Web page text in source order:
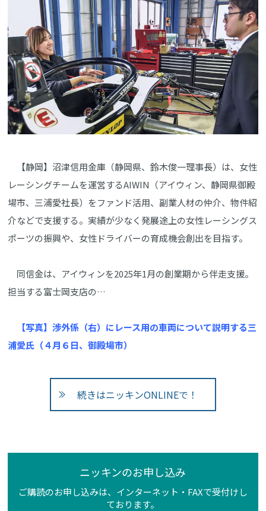
【静岡】沼津信用金庫（静岡県、鈴木俊一理事長）は、女性
レーシングチームを運営するAIWIN（アイウィン、静岡県御殿
場市、三浦愛社長）をファンド活用、副業人材の仲介、物件紹
介などで支援する。実績が少なく発展途上の女性レーシングス
ポーツの振興や、女性ドライバーの育成機会創出を目指す。
同信金は、アイウィンを2025年1月の創業期から伴走支援。
担当する富士岡支店の…
【写真】渉外係（右）にレース用の車両について説明する三
浦愛氏（４月６日、御殿場市）
続きはニッキンONLINEで！
ニッキンのお申し込み
ご購読のお申し込みは、インターネット・FAXで受付けし
ております。